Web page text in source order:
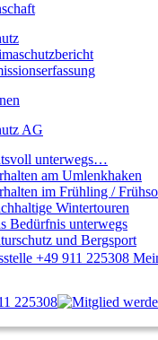
AG
unterwegs…
am Umlenkhaken
im Frühling /
Wintertouren
Bedürfnis unterwegs
und Bergsport
+49 911 225308
225308